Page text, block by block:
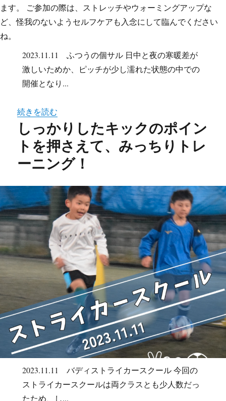
2023.11.11 ふつうの個サル 日中と夜の寒暖差が
激しいためか、ピッチが少し濡れた状態の中での
開催となり...
続きを読む
しっかりしたキックのポイン
トを押さえて、みっちりトレ
ーニング！
2023.11.11 バディストライカースクール 今回の
ストライカースクールは両クラスとも少人数だっ
たため、し...